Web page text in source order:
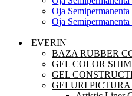
Oja
Oja
+
EVERIN
BAZA RUBBER
GEL COLOR
GEL
GELURI PICTURA